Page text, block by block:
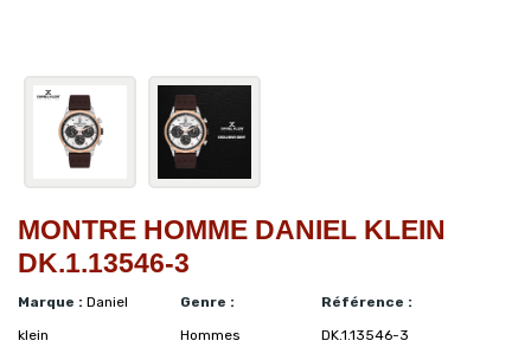
MONTRE HOMME DANIEL KLEIN
DK.1.13546-3
Marque : Daniel
klein
Genre :
Hommes
Référence :
DK.1.13546-3